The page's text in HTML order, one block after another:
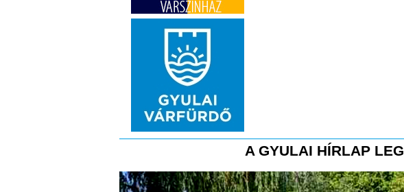
A GYULAI HÍRLAP